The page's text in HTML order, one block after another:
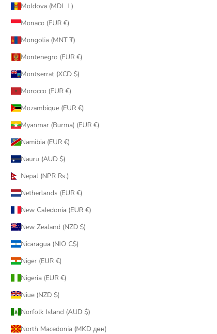
Moldova (MDL L)
Monaco (EUR €)
Mongolia (MNT ₮)
Montenegro (EUR €)
Montserrat (XCD $)
Morocco (EUR €)
Mozambique (EUR €)
Myanmar (Burma) (EUR €)
Namibia (EUR €)
Nauru (AUD $)
Nepal (NPR Rs.)
Netherlands (EUR €)
New Caledonia (EUR €)
New Zealand (NZD $)
Nicaragua (NIO C$)
Niger (EUR €)
Nigeria (EUR €)
Niue (NZD $)
Norfolk Island (AUD $)
North Macedonia (MKD ден)